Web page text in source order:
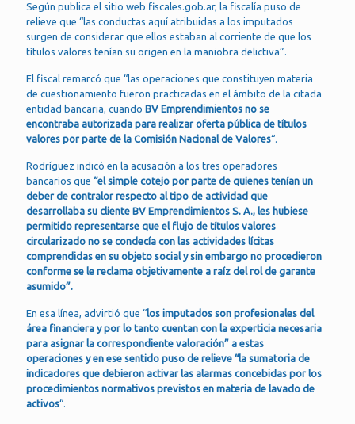
Según publica el sitio web fiscales.gob.ar, la fiscalía puso de
relieve que “las conductas aquí atribuidas a los imputados
surgen de considerar que ellos estaban al corriente de que los
títulos valores tenían su origen en la maniobra delictiva”.
El fiscal remarcó que “las operaciones que constituyen materia
de cuestionamiento fueron practicadas en el ámbito de la citada
entidad bancaria, cuando BV Emprendimientos no se
encontraba autorizada para realizar oferta pública de títulos
valores por parte de la Comisión Nacional de Valores“.
Rodríguez indicó en la acusación a los tres operadores
bancarios que “el simple cotejo por parte de quienes tenían un
deber de contralor respecto al tipo de actividad que
desarrollaba su cliente BV Emprendimientos S. A., les hubiese
permitido representarse que el flujo de títulos valores
circularizado no se condecía con las actividades lícitas
comprendidas en su objeto social y sin embargo no procedieron
conforme se le reclama objetivamente a raíz del rol de garante
asumido”.
En esa línea, advirtió que “los imputados son profesionales del
área financiera y por lo tanto cuentan con la experticia necesaria
para asignar la correspondiente valoración” a estas
operaciones y en ese sentido puso de relieve “la sumatoria de
indicadores que debieron activar las alarmas concebidas por los
procedimientos normativos previstos en materia de lavado de
activos“.